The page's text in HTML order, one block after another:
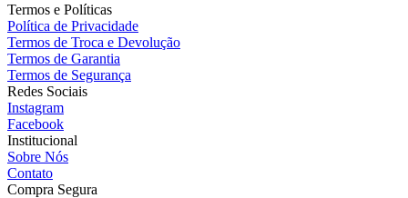
Termos e Políticas
Política de Privacidade
Termos de Troca e Devolução
Termos de Garantia
Termos de Segurança
Redes Sociais
Instagram
Facebook
Institucional
Sobre Nós
Contato
Compra Segura